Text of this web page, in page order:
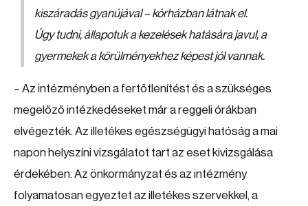
kiszáradás gyanújával – kórházban látnak el.
Úgy tudni, állapotuk a kezelések hatására javul, a
gyermekek a körülményekhez képest jól vannak.
– Az intézményben a fertőtlenítést és a szükséges
megelőző intézkedéseket már a reggeli órákban
elvégezték. Az illetékes egészségügyi hatóság a mai
napon helyszíni vizsgálatot tart az eset kivizsgálása
érdekében. Az önkormányzat és az intézmény
folyamatosan egyeztet az illetékes szervekkel, a